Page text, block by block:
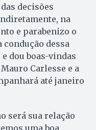
decisões
na
e parabenizo o
condução dessa
dou boas-vindas
Carlesse e a
até janeiro
será sua relação
uma boa